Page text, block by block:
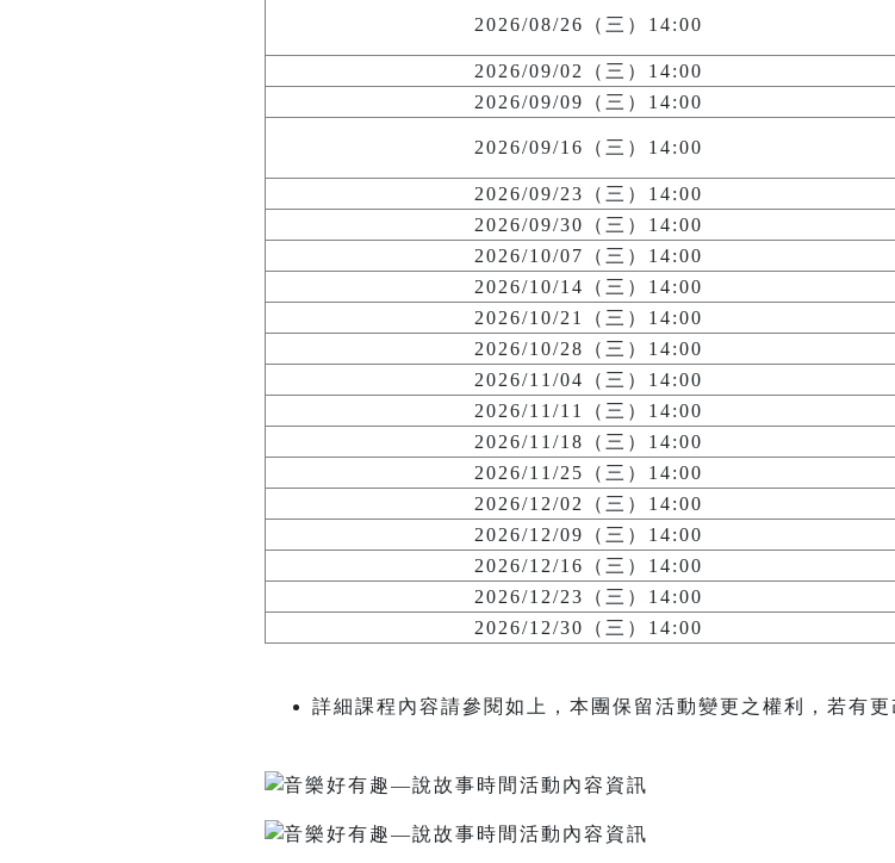
2026/08/26（三）14:00
2026/09/02（三）14:00
2026/09/09（三）14:00
2026/09/16（三）14:00
2026/09/23（三）14:00
2026/09/30（三）14:00
2026/10/07（三）14:00
2026/10/14（三）14:00
2026/10/21（三）14:00
2026/10/28（三）14:00
2026/11/04（三）14:00
2026/11/11（三）14:00
2026/11/18（三）14:00
2026/11/25（三）14:00
2026/12/02（三）14:00
2026/12/09（三）14:00
2026/12/16（三）14:00
2026/12/23（三）14:00
2026/12/30（三）14:00
詳細課程內容請參閱如上，本團保留活動變更之權利，若有更